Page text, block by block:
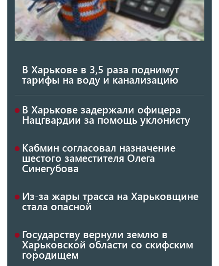
В Харькове в 3,5 раза поднимут
тарифы на воду и канализацию
В Харькове задержали офицера
Нацгвардии за помощь уклонисту
Кабмин согласовал назначение
шестого заместителя Олега
Синегубова
Из-за жары трасса на Харьковщине
стала опасной
Государству вернули землю в
Харьковской области со скифским
городищем